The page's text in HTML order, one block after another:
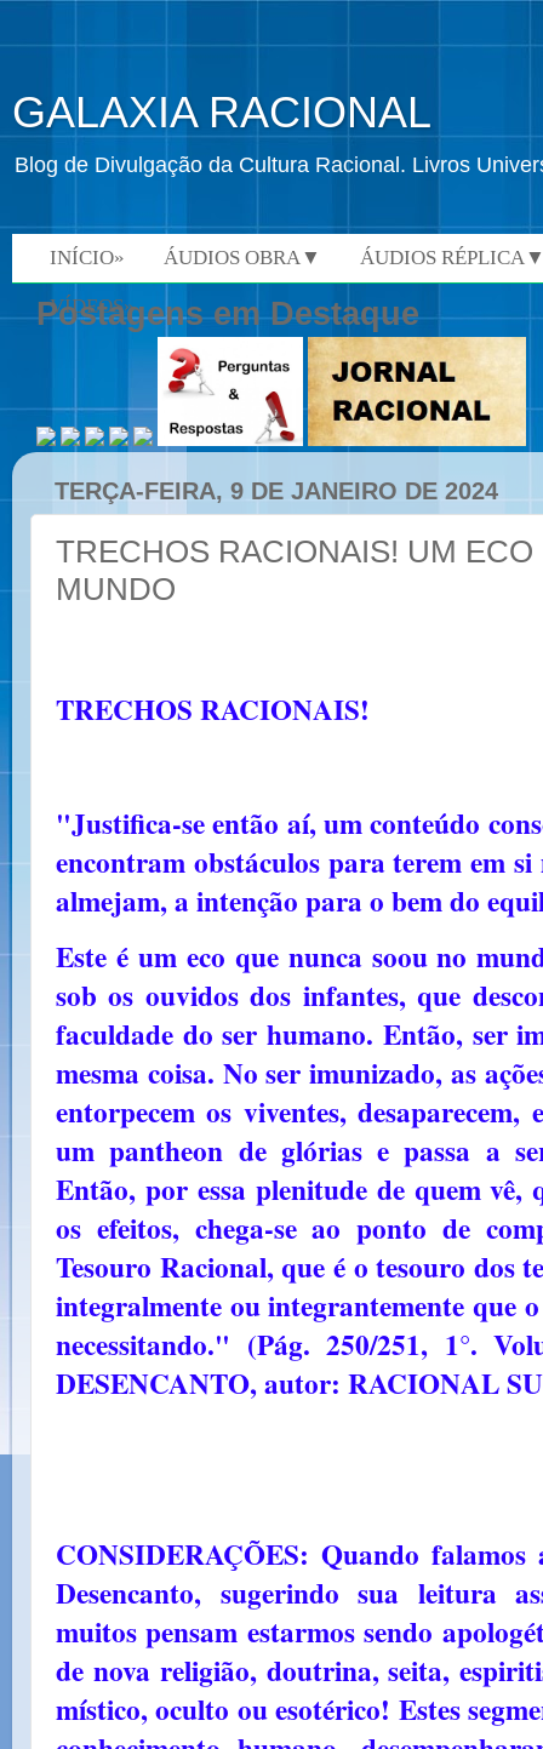
GALAXIA RACIONAL
Blog de Divulgação da Cultura Racional. Livros
INÍCIO» ÁUDIOS OBRA▼ ÁUDIOS
VÍDEOS»
Postagens em Destaque
TERÇA-FEIRA, 9 DE JANEIRO DE 2024
TRECHOS RACIONAIS! UM
MUNDO
TRECHOS RACIONAIS!
"Justifica-se então aí, um conteúdo
encontram obstáculos para terem em
almejam, a intenção para o bem do
Este é um eco que nunca soou no
sob os ouvidos dos infantes, que
faculdade do ser humano. Então, ser
mesma coisa. No ser imunizado, as
entorpecem os viventes,
um pantheon de glórias e passa a
Então, por essa plenitude de quem vê,
os efeitos, chega-se ao ponto de
Tesouro Racional, que é o tesouro dos
integralmente ou integrantemente que
necessitando." (Pág. 250/251, 1°.
DESENCANTO, autor: RACIONAL
CONSIDERAÇÕES: Quando
Desencanto, sugerindo sua leitura
muitos pensam estarmos sendo
de nova religião, doutrina, seita,
místico, oculto ou esotérico! Estes